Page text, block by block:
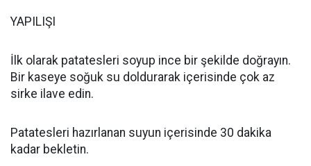
YAPILIŞI
İlk olarak patatesleri soyup ince bir şekilde doğrayın.
Bir kaseye soğuk su doldurarak içerisinde çok az
sirke ilave edin.
Patatesleri hazırlanan suyun içerisinde 30 dakika
kadar bekletin.